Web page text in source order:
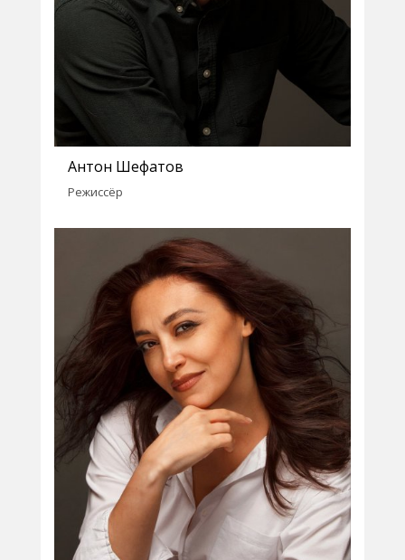
Антон Шефатов
Режиссёр